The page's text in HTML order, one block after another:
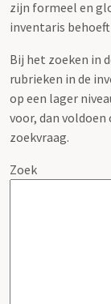
zijn formeel en
inventaris
Bij het zoeken in
rubrieken in de
op een lager
voor, dan voldoen
zoekvraag.
Zoek